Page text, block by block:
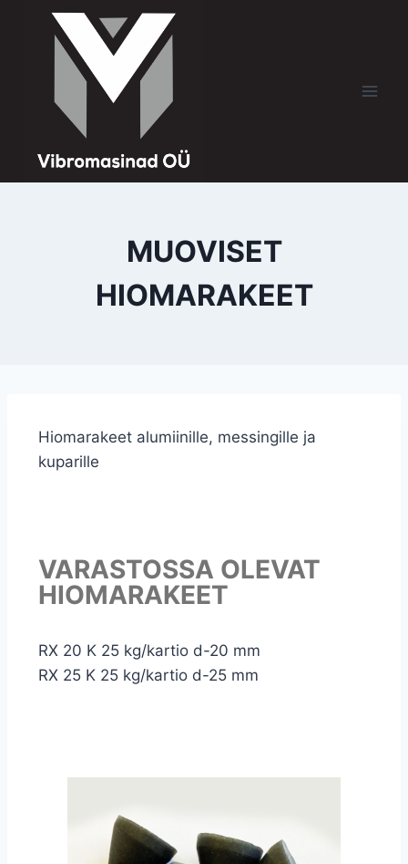
MUOVISET
HIOMARAKEET
Hiomarakeet alumiinille, messingille ja
kuparille
VARASTOSSA OLEVAT
HIOMARAKEET
RX 20 K 25 kg/kartio d-20 mm
RX 25 K 25 kg/kartio d-25 mm